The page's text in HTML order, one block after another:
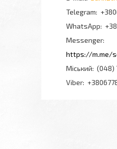
Messenger
https://m.me/
Міський (048)
Viber